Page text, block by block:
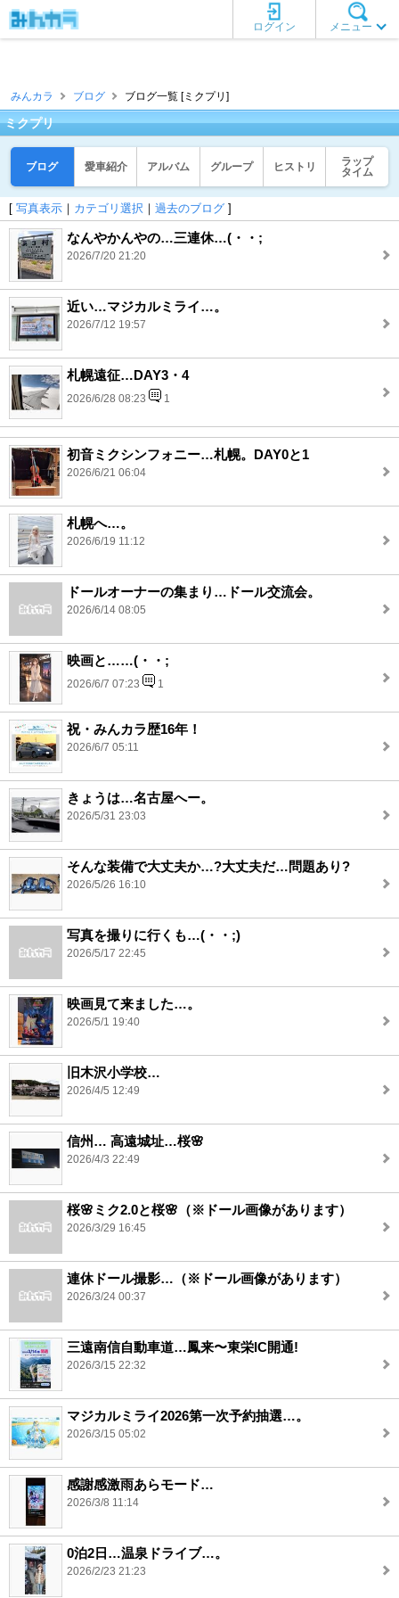
メニュー
ログイン
みんカラ ブログ ブログ一覧 [ミクプリ]
ミクプリ
ブログ 愛車紹介 アルバム グループ ヒストリ
ラップ
タイム
[ 写真表示 ｜ カテゴリ選択 ｜ 過去のブログ ]
なんやかんやの…三連休…(・・;
2026/7/20 21:20
近い…マジカルミライ…。
2026/7/12 19:57
札幌遠征…DAY3・4
2026/6/28 08:23 1
初音ミクシンフォニー…札幌。DAY0と1
2026/6/21 06:04
札幌へ…。
2026/6/19 11:12
ドールオーナーの集まり…ドール交流会。
2026/6/14 08:05
映画と……(・・;
2026/6/7 07:23 1
祝・みんカラ歴16年！
2026/6/7 05:11
きょうは…名古屋へー。
2026/5/31 23:03
そんな装備で大丈夫か…?大丈夫だ…問題あり?
2026/5/26 16:10
写真を撮りに行くも…(・・;)
2026/5/17 22:45
映画見て来ました…。
2026/5/1 19:40
旧木沢小学校…
2026/4/5 12:49
信州… 高遠城址…桜🌸
2026/4/3 22:49
桜🌸ミク2.0と桜🌸（※ドール画像があります）
2026/3/29 16:45
連休ドール撮影…（※ドール画像があります）
2026/3/24 00:37
三遠南信自動車道…鳳来〜東栄IC開通!
2026/3/15 22:32
マジカルミライ2026第一次予約抽選…。
2026/3/15 05:02
感謝感激雨あらモード…
2026/3/8 11:14
0泊2日…温泉ドライブ…。
2026/2/23 21:23